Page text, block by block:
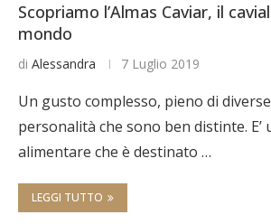
Scopriamo l’Almas Caviar, il
mondo
di Alessandra 7 Luglio 2019
Un gusto complesso, pieno di
personalità che sono ben distinte.
alimentare che è destinato …
LEGGI TUTTO